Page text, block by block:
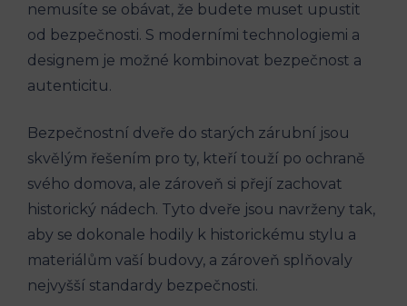
nemusíte se obávat, že budete muset upustit
od bezpečnosti. S moderními technologiemi a
designem je možné kombinovat bezpečnost a
autenticitu.
Bezpečnostní dveře do starých zárubní jsou
skvělým řešením pro ty, kteří touží po ochraně
svého domova, ale zároveň si přejí zachovat
historický nádech. Tyto dveře jsou navrženy tak,
aby se dokonale hodily k historickému stylu a
materiálům vaší budovy, a zároveň splňovaly
nejvyšší standardy bezpečnosti.